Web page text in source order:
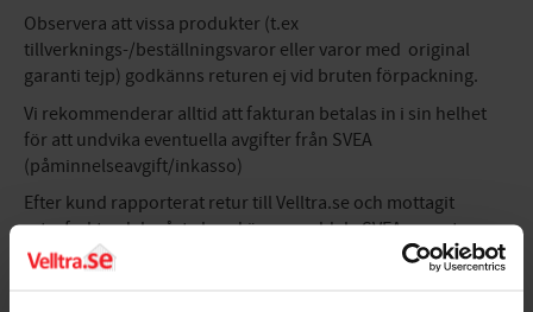
Observera att vissa produkter (t.ex
tillverknings-/beställningsvaror eller varor med original
garanti tejp) godkänns returen ej vid bruten förpackning.
Vi rekommenderar alltid att fakturan betalas in i sin helhet
för att undvika eventuella avgifter från SVEA
(påminnelseavgift/inkasso)
Efter kund rapporterat retur till Velltra.se och mottagit
returfraktsedel måste kund även meddela SVEA om returen,
SVEA kan då förlänga förfallodatumet. När Velltra.se mottagit